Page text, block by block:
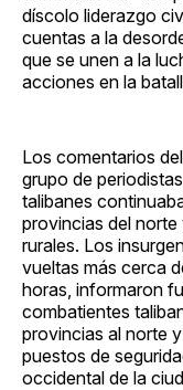
díscolo liderazgo
cuentas a la
que se unen a la
acciones en la
Los comentarios
grupo de
talibanes
provincias del
rurales. Los
vueltas más cerca
horas, informaron
combatientes
provincias al norte
puestos de
occidental de la